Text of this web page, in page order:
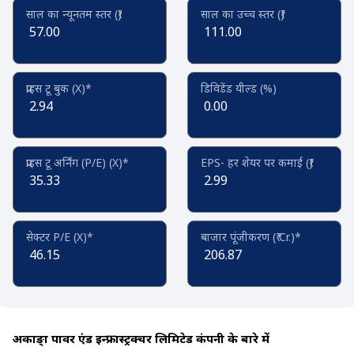
साल का न्यूनतम स्तर (₹)
57.00
साल का उच्च स्तर (₹)
111.00
प्राइस टू बुक (X)*
2.94
डिविडेंड यील्ड (%)
0.00
प्राइस टू अर्निंग (P/E) (X)*
35.33
EPS- हर शेयर पर कमाई (₹)
2.99
सेक्टर P/E (X)*
46.15
बाजार पूंजीकरण (₹ Cr.)*
206.87
अकाङ्क्षा पावर एंड इन्फ्रास्ट्रक्चर लिमिटेड कंपनी के बारे में